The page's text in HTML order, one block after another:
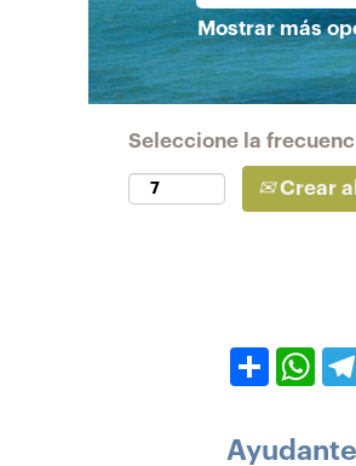
Mostrar más
Seleccione la
Crear